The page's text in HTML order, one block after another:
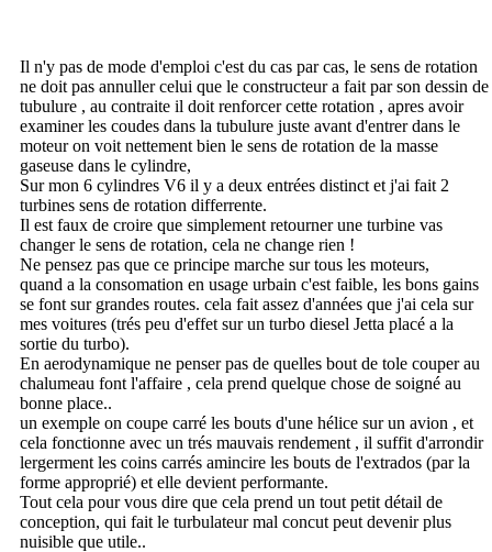
Il n'y pas de mode d'emploi c'est du cas par cas, le sens de rotation
ne doit pas annuller celui que le constructeur a fait par son dessin de
tubulure , au contraite il doit renforcer cette rotation , apres avoir
examiner les coudes dans la tubulure juste avant d'entrer dans le
moteur on voit nettement bien le sens de rotation de la masse
gaseuse dans le cylindre,
Sur mon 6 cylindres V6 il y a deux entrées distinct et j'ai fait 2
turbines sens de rotation differrente.
Il est faux de croire que simplement retourner une turbine vas
changer le sens de rotation, cela ne change rien !
Ne pensez pas que ce principe marche sur tous les moteurs,
quand a la consomation en usage urbain c'est faible, les bons gains
se font sur grandes routes. cela fait assez d'années que j'ai cela sur
mes voitures (trés peu d'effet sur un turbo diesel Jetta placé a la
sortie du turbo).
En aerodynamique ne penser pas de quelles bout de tole couper au
chalumeau font l'affaire , cela prend quelque chose de soigné au
bonne place..
un exemple on coupe carré les bouts d'une hélice sur un avion , et
cela fonctionne avec un trés mauvais rendement , il suffit d'arrondir
lergerment les coins carrés amincire les bouts de l'extrados (par la
forme approprié) et elle devient performante.
Tout cela pour vous dire que cela prend un tout petit détail de
conception, qui fait le turbulateur mal concut peut devenir plus
nuisible que utile..